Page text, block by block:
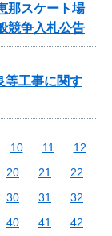
那スケート場
競争入札公告
等工事に関す
10 11
12
20 21
22
30 31
32
40 41
42